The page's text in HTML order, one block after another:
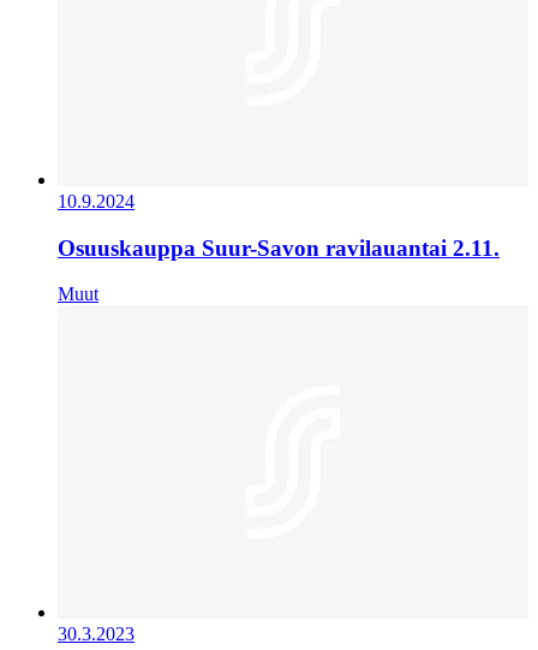
10.9.2024
Osuuskauppa Suur-Savon ravilauantai 2.11.
Muut
30.3.2023